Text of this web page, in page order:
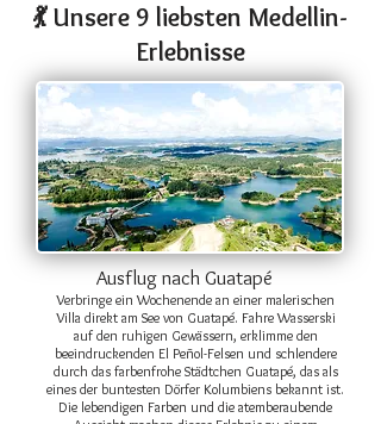
💃 Unsere 9 liebsten Medellin-
Erlebnisse
Ausflug nach Guatapé
Verbringe ein Wochenende an einer malerischen
Villa direkt am See von Guatapé. Fahre Wasserski
auf den ruhigen Gewässern, erklimme den
beeindruckenden El Peñol-Felsen und schlendere
durch das farbenfrohe Städtchen Guatapé, das als
eines der buntesten Dörfer Kolumbiens bekannt ist.
Die lebendigen Farben und die atemberaubende